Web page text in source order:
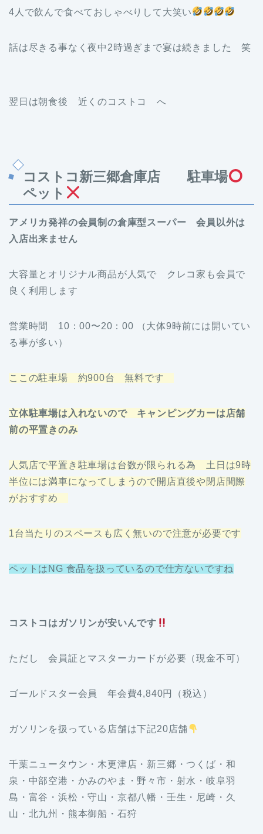
4人で飲んで食べておしゃべりして大笑い
話は尽きる事なく夜中2時過ぎまで宴は続きました 笑
翌日は朝食後 近くのコストコ へ
コストコ新三郷倉庫店 駐車場
ペット
アメリカ発祥の会員制の倉庫型スーパー 会員以外は
入店出来ません
大容量とオリジナル商品が人気で クレコ家も会員で
良く利用します
営業時間 10：00〜20：00 （大体9時前には開いてい
る事が多い）
ここの駐車場 約900台 無料です
立体駐車場は入れないので キャンピングカーは店舗
前の平置きのみ
人気店で平置き駐車場は台数が限られる為 土日は9時
半位には満車になってしまうので開店直後や閉店間際
がおすすめ
1台当たりのスペースも広く無いので注意が必要です
ペットはNG 食品を扱っているので仕方ないですね
コストコはガソリンが安いんです
ただし 会員証とマスターカードが必要（現金不可）
ゴールドスター会員 年会費4,840円（税込）
ガソリンを扱っている店舗は下記20店舗
千葉ニュータウン・木更津店・新三郷・つくば・和
泉・中部空港・かみのやま・野々市・射水・岐阜羽
島・富谷・浜松・守山・京都八幡・壬生・尼崎・久
山・北九州・熊本御船・石狩